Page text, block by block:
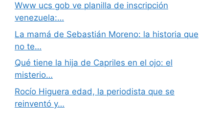
Www ucs gob ve planilla de inscripción
venezuela:…
La mamá de Sebastián Moreno: la historia que
no te…
Qué tiene la hija de Capriles en el ojo: el
misterio…
Rocío Higuera edad, la periodista que se
reinventó y…